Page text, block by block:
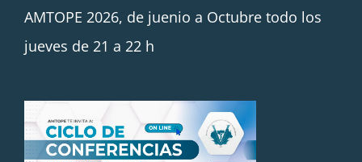
AMTOPE 2026, de juenio a Octubre todo los
jueves de 21 a 22 h